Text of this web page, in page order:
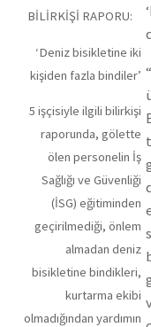
BİLİRKİŞİ RAPORU:
‘Deniz bisikletine iki
kişiden fazla bindiler’
5 işçisiyle ilgili bilirkişi
raporunda, gölette
ölen personelin İş
Sağlığı ve Güvenliği
(İSG) eğitiminden
geçirilmediği, önlem
almadan deniz
bisikletine bindikleri,
kurtarma ekibi
olmadığından yardımın